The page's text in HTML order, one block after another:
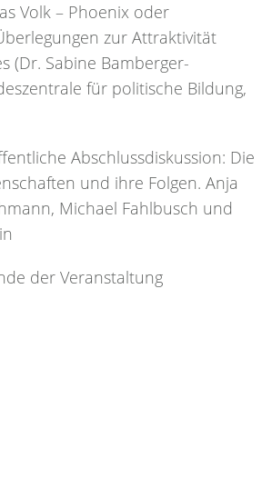
– Phoenix oder
zur Attraktivität
(Dr. Sabine Bamberger-
für politische Bildung,
Abschlussdiskussion: Die
und ihre Folgen. Anja
Michael Fahlbusch und
der Veranstaltung